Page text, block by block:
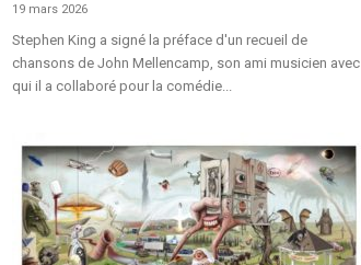
19 mars 2026
Stephen King a signé la préface d'un recueil de
chansons de John Mellencamp, son ami musicien avec
qui il a collaboré pour la comédie...